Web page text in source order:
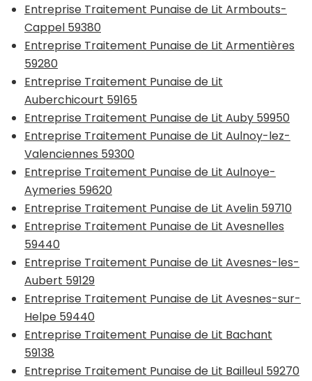
Entreprise Traitement Punaise de Lit Armbouts-
Cappel 59380
Entreprise Traitement Punaise de Lit Armentières
59280
Entreprise Traitement Punaise de Lit
Auberchicourt 59165
Entreprise Traitement Punaise de Lit Auby 59950
Entreprise Traitement Punaise de Lit Aulnoy-lez-
Valenciennes 59300
Entreprise Traitement Punaise de Lit Aulnoye-
Aymeries 59620
Entreprise Traitement Punaise de Lit Avelin 59710
Entreprise Traitement Punaise de Lit Avesnelles
59440
Entreprise Traitement Punaise de Lit Avesnes-les-
Aubert 59129
Entreprise Traitement Punaise de Lit Avesnes-sur-
Helpe 59440
Entreprise Traitement Punaise de Lit Bachant
59138
Entreprise Traitement Punaise de Lit Bailleul 59270